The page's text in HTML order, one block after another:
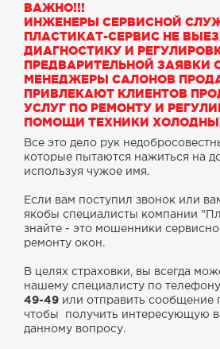
ВАЖНО!!!
ИНЖЕНЕРЫ СЕРВИСНОЙ
ПЛАСТИКАТ-СЕРВИС НЕ
ДИАГНОСТИКУ И
ПРЕДВАРИТЕЛЬНОЙ ЗАЯВКИ
МЕНЕДЖЕРЫ САЛОНОВ
ПРИВЛЕКАЮТ КЛИЕНТОВ
УСЛУГ ПО РЕМОНТУ И
ПОМОЩИ ТЕХНИКИ
Все это дело рук
которые пытаются нажиться на
используя чужое имя.
Если вам поступил звонок или
якобы специалисты компании
знайте - это мошенники
ремонту окон.
В целях страховки, вы всегда
нашему специалисту по
49-49 или отправить сообщение
чтобы
получить интересующую
данному вопросу.